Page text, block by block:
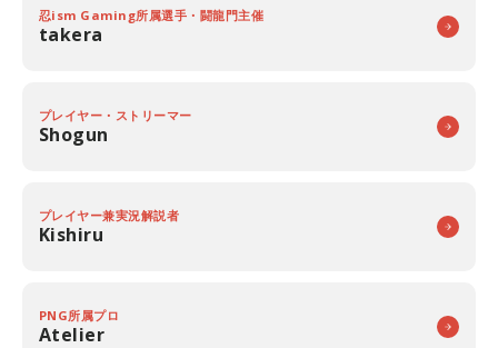
忍ism Gaming所属選手・闘龍門主催
takera
プレイヤー・ストリーマー
Shogun
プレイヤー兼実況解説者
Kishiru
PNG所属プロ
Atelier